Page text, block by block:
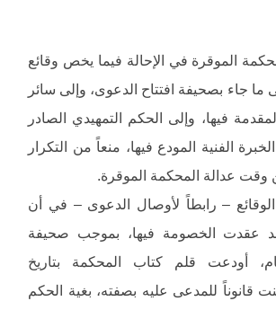
الموقرة في الإحالة فيما يخص وقائع
ما جاء بصحيفة افتتاح الدعوى، وإلى سائر
فيها، وإلى الحكم التمهيدي الصادر
الفنية المودع فيها، منعاً من التكرار
وقت عدالة المحكمة الموقرة.
الوقائع – رابطاً لأوصال الدعوى – في أن
قد عقدت الخصومة فيها، بموجب صحيفة
أودعت قلم كتاب المحكمة بتاريخ
وأعلنت قانوناً للمدعى عليه بصفته، بغية الحكم